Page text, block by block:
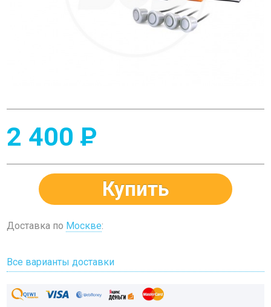
2 400 P
Купить
Доставка по Москве:
Все варианты доставки